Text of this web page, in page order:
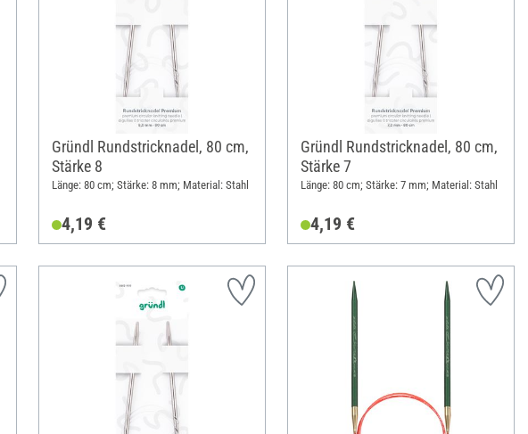
Gründl Rundstricknadel, 80 cm,
Stärke 8
Länge: 80 cm; Stärke: 8 mm; Material: Stahl
4,19 €
Gründl Rundstricknadel, 80 cm,
Stärke 7
Länge: 80 cm; Stärke: 7 mm; Material: Stahl
4,19 €